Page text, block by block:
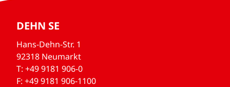
DEHN SE
Hans-Dehn-Str. 1
92318 Neumarkt
T: +49 9181 906-0
F: +49 9181 906-1100